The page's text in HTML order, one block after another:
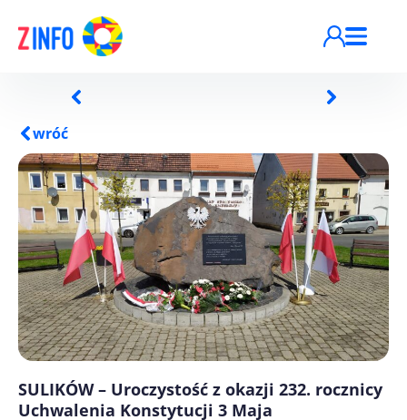
wróć
SULIKÓW – Uroczystość z okazji 232. rocznicy
Uchwalenia Konstytucji 3 Maja